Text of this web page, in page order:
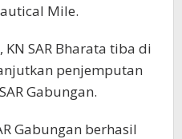
Mile.
SAR Bharata tiba di
penjemputan
Gabungan.
Gabungan berhasil